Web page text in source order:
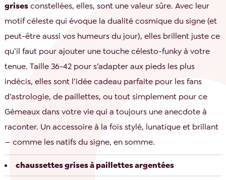
grisesconstellées, elles, sont une valeur sûre. Avec leur
motif céleste qui évoque la dualité cosmique du signe (et
peut-être aussi vos humeurs du jour), elles brillent juste ce
qu’il faut pour ajouter une touche célesto-funky à votre
tenue. Taille 36-42 pour s’adapter aux pieds les plus
indécis, elles sont l’idée cadeau parfaite pour les fans
d’astrologie, de paillettes, ou tout simplement pour ce
Gémeaux dans votre vie qui a toujours une anecdote à
raconter. Un accessoire à la fois stylé, lunatique et brillant
— comme les natifs du signe, en somme.
chaussettes grises à paillettes argentées